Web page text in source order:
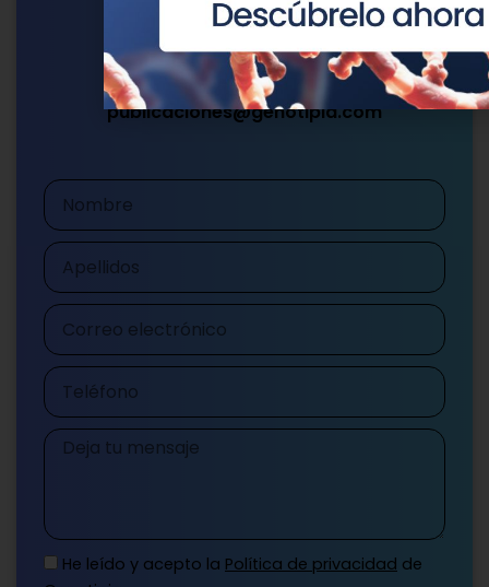
electrónico
Teléfono
He leído y acepto la
Genotipia
Enviar mensaje